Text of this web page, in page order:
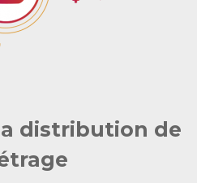
distribution de